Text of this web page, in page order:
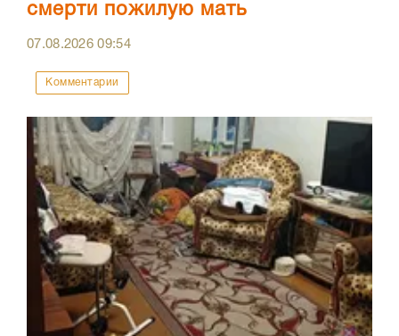
смерти пожилую мать
07.08.202609:54
Комментарии